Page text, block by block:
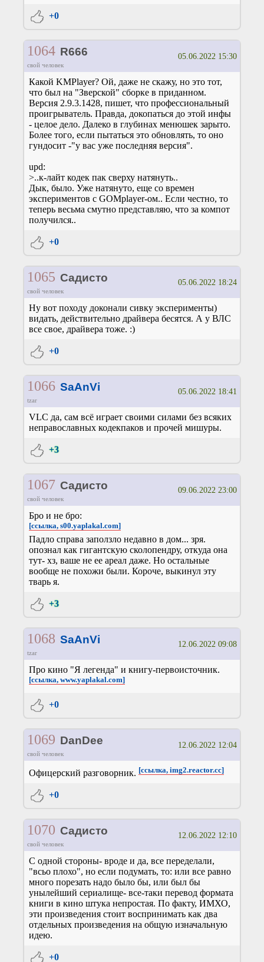
+0
1064 R666
свой человек
05.06.2022 15:30
Какой KMPlayer? Ой, даже не скажу, но это тот,
что был на "Зверской" сборке в приданном.
Версия 2.9.3.1428, пишет, что профессиональный
проигрыватель. Правда, докопаться до этой инфы
- целое дело. Далеко в глубинах менюшек зарыто.
Более того, если пытаться это обновлять, то оно
гундосит -"у вас уже последняя версия".
upd:
>..к-лайт кодек пак сверху натянуть..
Дык, было. Уже натянуто, еще со времен
экспериментов с GOMplayer-ом.. Если честно, то
теперь весьма смутно представляю, что за компот
получился..
+0
1065 Садисто
свой человек
05.06.2022 18:24
Ну вот походу доконали сивку эксперименты)
видать, действительно драйвера бесятся. А у ВЛС
все свое, драйвера тоже. :)
+0
1066 SaAnVi
tzar
05.06.2022 18:41
VLC да, сам всё играет своими силами без всяких
неправославных кодекпаков и прочей мишуры.
+3
1067 Садисто
свой человек
09.06.2022 23:00
Бро и не бро:
[ссылка, s00.yaplakal.com]
Падло справа заползло недавно в дом... зря.
опознал как гигантскую сколопендру, откуда она
тут- хз, ваше не ее ареал даже. Но остальные
вообще не похожи были. Короче, выкинул эту
тварь я.
+3
1068 SaAnVi
tzar
12.06.2022 09:08
Про кино "Я легенда" и книгу-первоисточник.
[ссылка, www.yaplakal.com]
+0
1069 DanDee
свой человек
12.06.2022 12:04
Офицерский разговорник. [ссылка, img2.reactor.cc]
+0
1070 Садисто
свой человек
12.06.2022 12:10
С одной стороны- вроде и да, все переделали,
"всьо плохо", но если подумать, то: или все равно
много порезать надо было бы, или был бы
унылейший сериалище- все-таки перевод формата
книги в кино штука непростая. По факту, ИМХО,
эти произведения стоит воспринимать как два
отдельных произведения на общую изначальную
идею.
+0